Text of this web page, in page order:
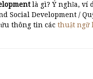
là gì? Ý nghĩa, ví
Social Development /
thông tin các thuật ngữ